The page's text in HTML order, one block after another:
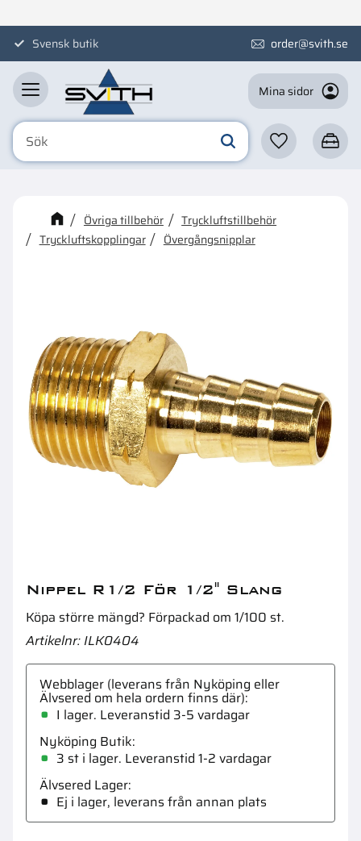
MenySvensk butik order@svith.se
Mina sidor
Favoriter
Kanske någon av dessa
produkter kan intressera dig?
Frostplugg 41,27Mm 1 5/8"
Övriga tillbehör
Tryckluftstillbehör
Tryckluftskopplingar
Övergångsnipplar
Nippel R1/2 För 1/2" Slang
Köpa större mängd? Förpackad om 1/100 st.
Artikelnr ILK0404
Webblager (leverans från Nyköping eller
Älvsered om hela ordern finns där)
I lager. Leveranstid 3-5 vardagar
Nyköping Butik
3 st i lager
Älvsered Lager
Ej i lager, leverans från annan plats